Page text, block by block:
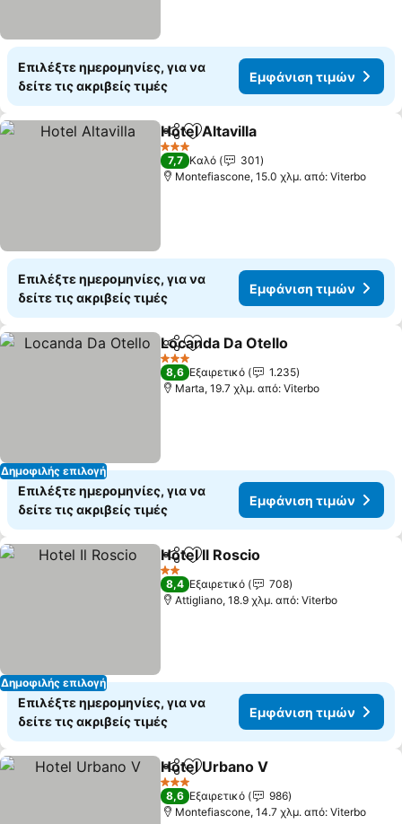
Επιλέξτε ημερομηνίες, για να
δείτε τις ακριβείς τιμές
Εμφάνιση τιμών
Κοινοποίηση
Προσθήκη στα αγαπημένα
Hotel Altavilla
3 Αστέρια
7,7 Καλό
301
Montefiascone, 15.0 χλμ. από: Viterbo
Επιλέξτε ημερομηνίες, για να
δείτε τις ακριβείς τιμές
Εμφάνιση τιμών
Δημοφιλής επιλογή
Κοινοποίηση
Προσθήκη στα αγαπημένα
Locanda Da Otello
3 Αστέρια
8,6 Εξαιρετικό
1.235
Marta, 19.7 χλμ. από: Viterbo
Επιλέξτε ημερομηνίες, για να
δείτε τις ακριβείς τιμές
Εμφάνιση τιμών
Δημοφιλής επιλογή
Κοινοποίηση
Προσθήκη στα αγαπημένα
Hotel Il Roscio
2 Αστέρια
8,4 Εξαιρετικό
708
Attigliano, 18.9 χλμ. από: Viterbo
Επιλέξτε ημερομηνίες, για να
δείτε τις ακριβείς τιμές
Εμφάνιση τιμών
Κοινοποίηση
Προσθήκη στα αγαπημένα
Hotel Urbano V
3 Αστέρια
8,6 Εξαιρετικό
986
Montefiascone, 14.7 χλμ. από: Viterbo